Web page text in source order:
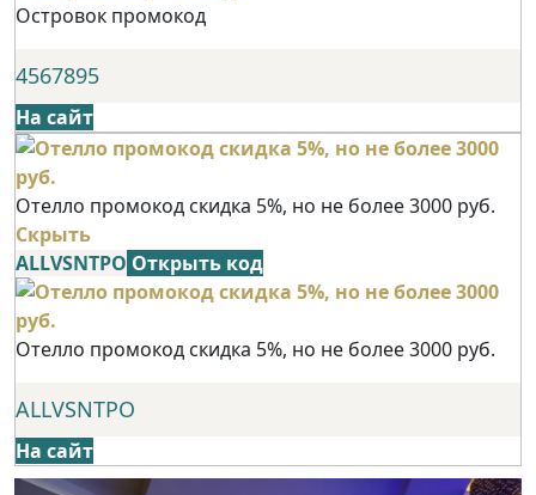
Островок промокод
4567895
На сайт
Отелло промокод скидка 5%, но не более 3000 руб.
Скрыть
ALLVSNTPO Открыть код
Отелло промокод скидка 5%, но не более 3000 руб.
ALLVSNTPO
На сайт